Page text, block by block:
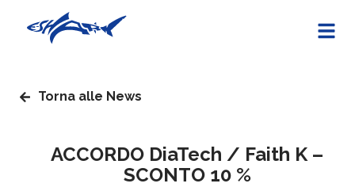
Torna alle News
ACCORDO DiaTech / Faith K –
SCONTO 10 %